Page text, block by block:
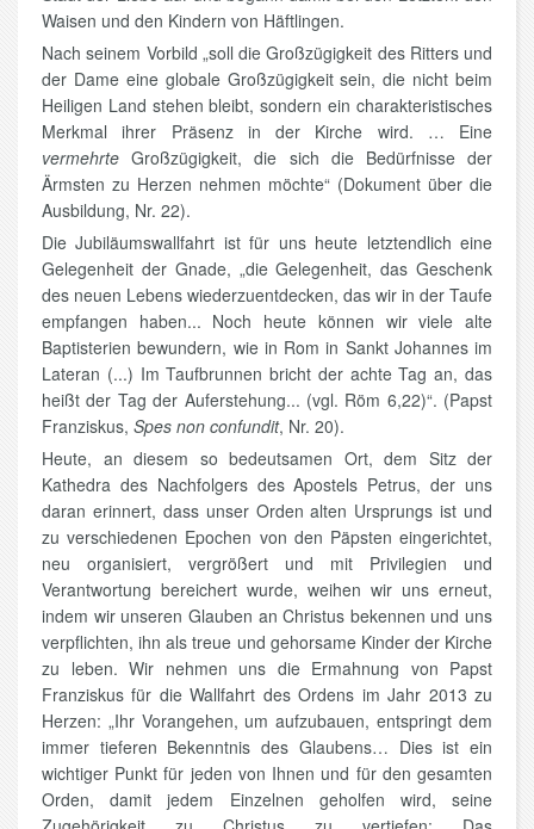
Waisen und den Kindern von Häftlingen.
Nach seinem Vorbild „soll die Großzügigkeit des Ritters und
der Dame eine globale Großzügigkeit sein, die nicht beim
Heiligen Land stehen bleibt, sondern ein charakteristisches
Merkmal ihrer Präsenz in der Kirche wird. … Eine
vermehrte Großzügigkeit, die sich die Bedürfnisse der
Ärmsten zu Herzen nehmen möchte“ (Dokument über die
Ausbildung, Nr. 22).
Die Jubiläumswallfahrt ist für uns heute letztendlich eine
Gelegenheit der Gnade, „die Gelegenheit, das Geschenk
des neuen Lebens wiederzuentdecken, das wir in der Taufe
empfangen haben... Noch heute können wir viele alte
Baptisterien bewundern, wie in Rom in Sankt Johannes im
Lateran (...) Im Taufbrunnen bricht der achte Tag an, das
heißt der Tag der Auferstehung... (vgl. Röm 6,22)“. (Papst
Franziskus, Spes non confundit, Nr. 20).
Heute, an diesem so bedeutsamen Ort, dem Sitz der
Kathedra des Nachfolgers des Apostels Petrus, der uns
daran erinnert, dass unser Orden alten Ursprungs ist und
zu verschiedenen Epochen von den Päpsten eingerichtet,
neu organisiert, vergrößert und mit Privilegien und
Verantwortung bereichert wurde, weihen wir uns erneut,
indem wir unseren Glauben an Christus bekennen und uns
verpflichten, ihn als treue und gehorsame Kinder der Kirche
zu leben. Wir nehmen uns die Ermahnung von Papst
Franziskus für die Wallfahrt des Ordens im Jahr 2013 zu
Herzen: „Ihr Vorangehen, um aufzubauen, entspringt dem
immer tieferen Bekenntnis des Glaubens… Dies ist ein
wichtiger Punkt für jeden von Ihnen und für den gesamten
Orden, damit jedem Einzelnen geholfen wird, seine